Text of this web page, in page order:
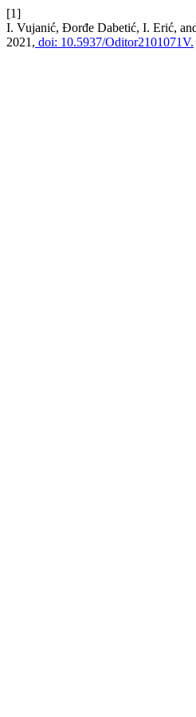
[1]
I. Vujanić, Đorđe Dabetić, I. Erić,
2021, doi: 10.5937/Oditor2101071V.